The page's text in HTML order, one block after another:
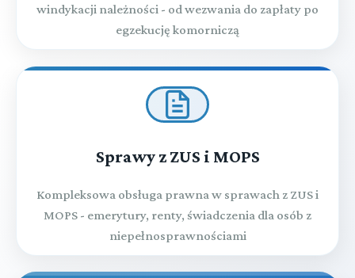
windykacji należności - od wezwania do zapłaty po
egzekucję komorniczą
Sprawy z ZUS i MOPS
Kompleksowa obsługa prawna w sprawach z ZUS i
MOPS - emerytury, renty, świadczenia dla osób z
niepełnosprawnościami